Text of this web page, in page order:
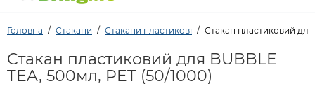
Головна Стакани Стакани пластикові Стакан пластиковий
Стакан пластиковий для BUBBLE
TEA, 500мл, PET (50/1000)